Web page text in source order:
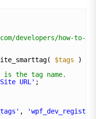
developers/how-
$tags
) {
the tag name.
URL' ;
,